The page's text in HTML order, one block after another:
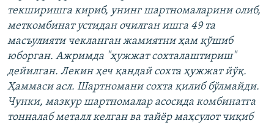
текширишга кириб, унинг шартномаларини олиб,
меткомбинат устидан очилган ишга 49 та
масъулияти чекланган жамиятни ҳам қўшиб
юборган. Ажримда "ҳужжат сохталаштириш"
дейилган. Лекин ҳеч қандай сохта ҳужжат йўқ.
Ҳаммаси асл. Шартномани сохта қилиб бўлмайди.
Чунки, мазкур шартномалар асосида комбинатга
тонналаб металл келган ва тайёр маҳсулот чиқиб